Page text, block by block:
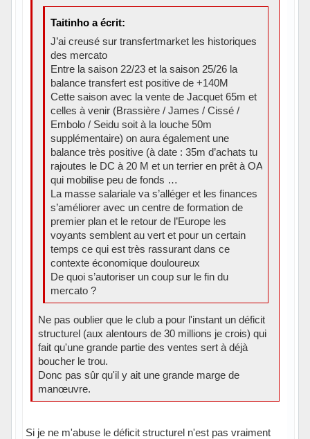
Taitinho a écrit:
J’ai creusé sur transfertmarket les historiques
des mercato
Entre la saison 22/23 et la saison 25/26 la
balance transfert est positive de +140M
Cette saison avec la vente de Jacquet 65m et
celles à venir (Brassière / James / Cissé /
Embolo / Seidu soit à la louche 50m
supplémentaire) on aura également une
balance très positive (à date : 35m d’achats tu
rajoutes le DC à 20 M et un terrier en prêt à OA
qui mobilise peu de fonds …
La masse salariale va s’alléger et les finances
s’améliorer avec un centre de formation de
premier plan et le retour de l’Europe les
voyants semblent au vert et pour un certain
temps ce qui est très rassurant dans ce
contexte économique douloureux
De quoi s’autoriser un coup sur le fin du
mercato ?
Ne pas oublier que le club a pour l'instant un déficit
structurel (aux alentours de 30 millions je crois) qui
fait qu'une grande partie des ventes sert à déjà
boucher le trou.
Donc pas sûr qu'il y ait une grande marge de
manœuvre.
Si je ne m'abuse le déficit structurel n'est pas vraiment